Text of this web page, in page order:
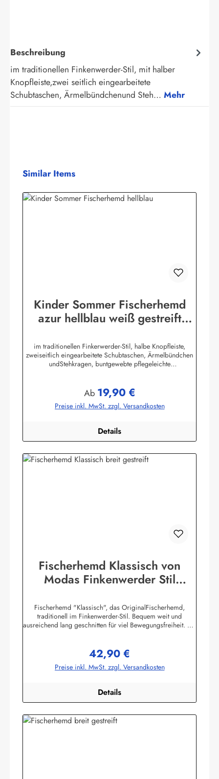
Beschreibung
im traditionellen Finkenwerder-Stil, mit halber
Knopfleiste,zwei seitlich eingearbeitete
Schubtaschen, Ärmelbündchenund Steh… Mehr
Produktgalerie überspringen
Similar Items
Kinder Sommer Fischerhemd
azur hellblau weiß gestreift
im traditionellen Finkerwerder-Stil, halbe Knopfleiste,
zweiseitlich eingearbeitete Schubtaschen, Ärmelbündchen
undStehkragen, buntgewebte pflegeleichte
GmbHHeglitzer Str. 1226409 Wittmundinfo@modas-
bekleidung.de
Regulärer Preis:
Ab 19,90 €
Preise inkl. MwSt. zzgl. Versandkosten
Details
Fischerhemd Klassisch von
Modas Finkenwerder Stil
Fischerhemd "Klassisch", das OriginalFischerhemd,
traditionell im Finkenwerder-Stil. Bequem weit und
ausreichend lang geschnitten für viel Bewegungsfreiheit. Mit
Die Größentabelle finden Sie unter diesem Link oder bei
den Bildern Herren-Größen 42-74 (entspricht Damen-
Größen 36-68) Herstellerinformationen:AS
Wittmundinfo@modas-bekleidung.de
Regulärer Preis:
42,90 €
Preise inkl. MwSt. zzgl. Versandkosten
Details